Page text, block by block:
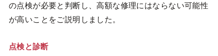
の点検が必要と判断し、高額な修理にはならない可能性
が高いことをご説明しました。
点検と診断